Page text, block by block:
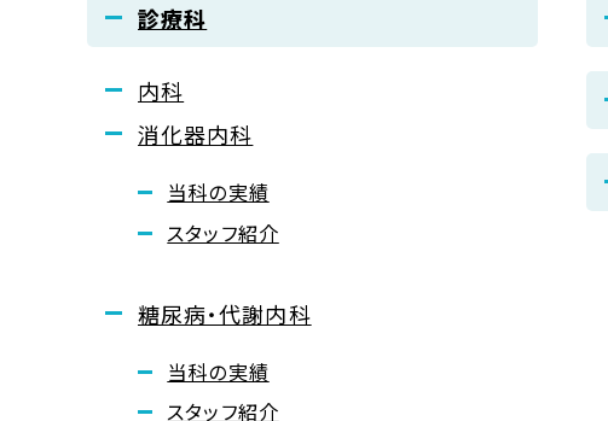
診療科
内科
消化器内科
当科の実績
スタッフ紹介
糖尿病・代謝内科
当科の実績
スタッフ紹介